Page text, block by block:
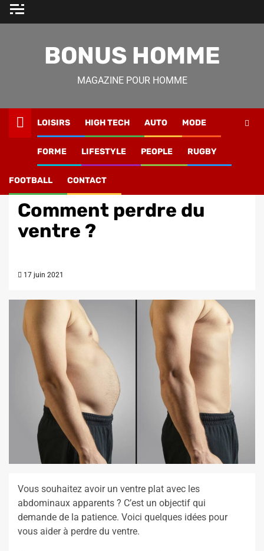
Skip
BONUS HOMME
MAGAZINE POUR HOMME
LOISIRS HIGH TECH AUTO MODE
FORME LIFESTYLE PEOPLE RUGBY
FOOTBALL CONTACT
du ventre ?
Comment perdre du
ventre ?
17 juin 2021
Vous souhaitez avoir un ventre plat avec les
abdominaux apparents ? C’est un objectif qui
demande de la patience. Voici quelques idées pour
vous aider à perdre du ventre.